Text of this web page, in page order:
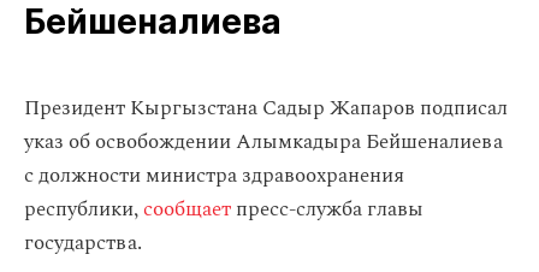
Бейшеналиева
Президент Кыргызстана Садыр Жапаров подписал
указ об освобождении Алымкадыра Бейшеналиева
с должности министра здравоохранения
республики,сообщаетпресс-служба главы
государства.